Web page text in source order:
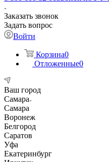
Заказать звонок
Задать вопрос
Войти
Корзина0
Отложенные0
Ваш город
Самара
Самара
Воронеж
Белгород
Саратов
Уфа
Екатеринбург